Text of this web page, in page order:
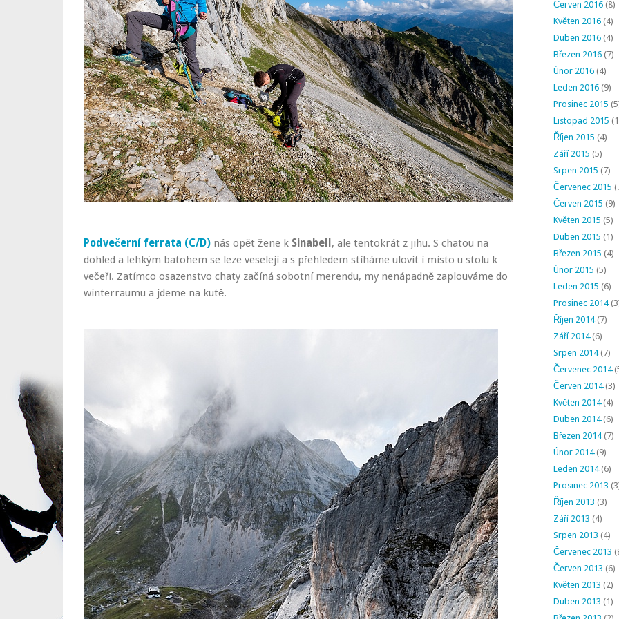
Podvečerní ferrata (C/D) nás opět žene k Sinabell , ale tentokrát z jihu. S chatou na
dohled a lehkým batohem se leze veseleji a s přehledem stíháme ulovit i místo u stolu k
večeři. Zatímco osazenstvo chaty začíná sobotní merendu, my nenápadně zaplouváme do
winterraumu a jdeme na kutě.
Červen 2016(8)
Květen 2016(4)
Duben 2016(4)
Březen 2016(7)
Únor 2016(4)
Leden 2016(9)
Prosinec 2015
Listopad 2015
Říjen 2015 (4)
Září 2015 (5)
Srpen 2015 (7)
Červenec 2015
Červen 2015 (9)
Květen 2015 (5)
Duben 2015 (1)
Březen 2015 (4)
Únor 2015 (5)
Leden 2015 (6)
Prosinec 2014
Říjen 2014(7)
Září 2014(6)
Srpen 2014(7)
Červenec 2014
Červen 2014(3)
Květen 2014(4)
Duben 2014(6)
Březen 2014(7)
Únor 2014(9)
Leden 2014(6)
Prosinec 2013
Říjen 2013 (3)
Září 2013 (4)
Srpen 2013 (4)
Červenec 2013
Červen 2013 (6)
Květen 2013 (2)
Duben 2013 (1)